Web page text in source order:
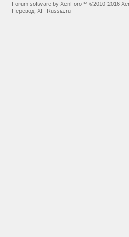
Forum software by XenForo™©2010-2016
Перевод:XF-Russia.ru